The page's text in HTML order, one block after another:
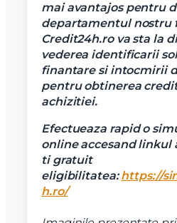
mai avantajos pentru
departamentul nostru
Credit24h.ro va sta la
vederea identificarii
finantare si intocmirii
pentru obtinerea
achizitiei.
Efectueaza rapid o
online accesand linkul
ti gratuit
eligibilitatea:https://
h.ro/